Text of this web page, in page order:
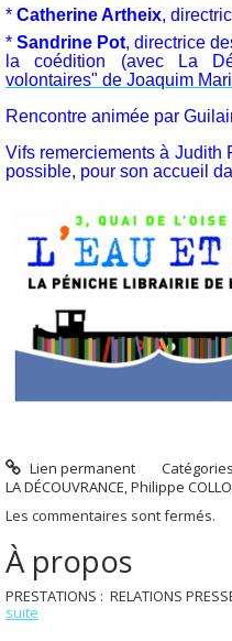
À propos
PRESTATIONS : RELATIONS
suite
* Catherine Artheix,
* Sandrine Pot, directrice
la coédition (avec La
volontaires" de Joaquim
Rencontre animée par
Vifs remerciements à Judith
possible, pour son accueil
Lien permanent
LA DÉCOUVRANCE,Philippe
Les commentaires sont fermés.